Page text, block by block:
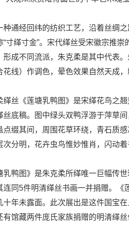
种通经回纬的纺织工艺，沿着丝绸
“寸缂寸金”。宋代缂丝受宋徽宗推
形成不同流派，朱克柔是其中代表
花线）作调色，晕色效果自然天成，
缂丝《莲塘乳鸭图》是宋缂花鸟之
丝底稿。图中绿头双鸭浮游于萍草
点缀其间，周围花草环绕，青石质
次分明，花卉虫鸟惟妙惟肖，闪动着
乳鸭图》是朱克柔所缂唯一巨幅传
连同5件明清缂丝书画一并捐赠。《
十年未露面。此次展出是这件国宝
有馆藏两件庞氏家族捐赠的明清缂丝